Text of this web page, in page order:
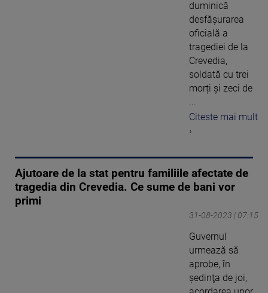
duminică
desfășurarea
oficială a
tragediei de la
Crevedia,
soldată cu trei
morți și zeci de
...
Citeste mai mult
›
Ajutoare de la stat pentru familiile afectate de
tragedia din Crevedia. Ce sume de bani vor
primi
31-08-2023 | 07:15
Guvernul
urmează să
aprobe, în
şedinţa de joi,